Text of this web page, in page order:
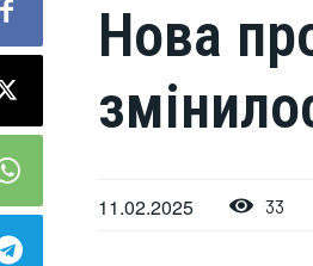
Нова
11.02.2025 33